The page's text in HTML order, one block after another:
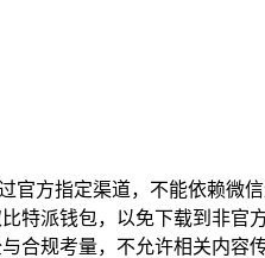
官方指定渠道，不能依赖微
特派钱包，以免下载到非官
合规考量，不允许相关内容